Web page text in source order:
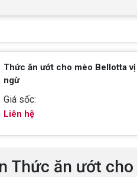
Thức ăn ướt cho mèo Bellotta
ngừ
Giá sốc:
Liên hệ
Thức ăn ướt